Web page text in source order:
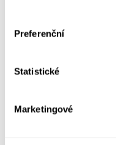
Preferenční
Statistické
Marketingové